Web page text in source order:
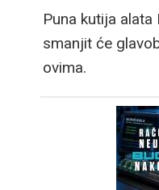
Puna kutija
smanjit će
ovima.